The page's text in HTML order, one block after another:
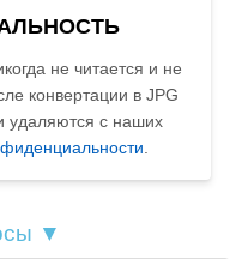
не читается и не
конвертации в JPG
удаляются с наших
▼